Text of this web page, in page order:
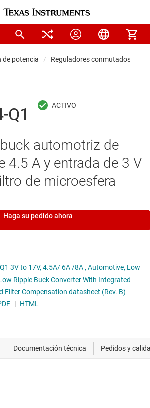
potencia Reguladores conmutados CC/
Q1
automotriz de
4.5 A y entrada de 3 V
de microesfera
Haga su pedido ahora
3V to 17V, 4.5A/ 6A /8A , Automotive, Low
Converter With Integrated
Filter Compensation datasheet (Rev. B)
| HTML